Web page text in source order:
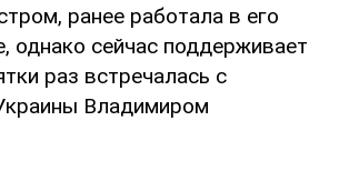
ранее работала в его
однако сейчас поддерживает
раз встречалась с
Владимиром